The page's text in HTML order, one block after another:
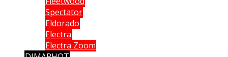
Spectator
Eldorado
Electra
Electra Zoom